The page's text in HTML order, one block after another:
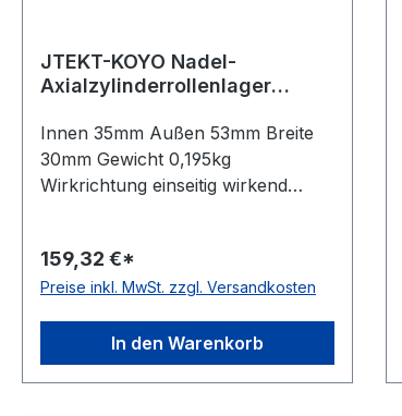
JTEKT-KOYO Nadel-
Axialzylinderrollenlager
Innen 35mm Außen 53mm Breite
30mm Gewicht 0,195kg
Wirkrichtung einseitig wirkend
Käfig Stahlblechkäfig Lieferumfang
mit Schutzkappe Toleranzklasse
159,32 €*
Preise inkl. MwSt. zzgl. Versandkosten
In den Warenkorb